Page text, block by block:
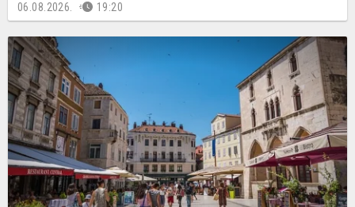
06.08.2026. 19:20